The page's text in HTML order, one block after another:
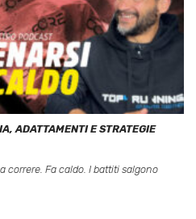
ADATTAMENTI E STRATEGIE
correre. Fa caldo. I battiti salgono